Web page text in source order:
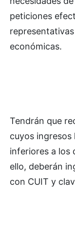
peticiones
económicas.
Tendrán que
cuyos ingresos
inferiores a los
ello, deberán
con CUIT y